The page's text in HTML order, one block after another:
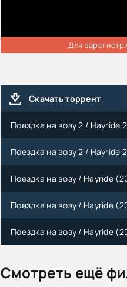
Для
Скачать торрент
Поездка на возу 2 / Hayride
Поездка на возу 2 / Hayride
Поездка на возу / Hayride
Поездка на возу / Hayride
Поездка на возу / Hayride
Смотреть ещё